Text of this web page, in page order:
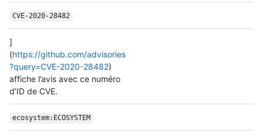
CVE-2020-28482
]
(https://github.com/advisories
?query=CVE-2020-28482)
affiche l’avis avec ce numéro
d’ID de CVE.
ecosystem:ECOSYSTEM